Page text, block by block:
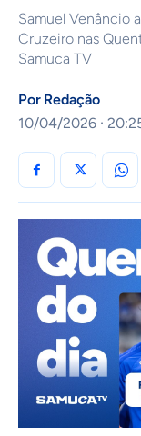
Samuel Venâncio
Cruzeiro nas
Samuca TV
Por Redação
10/04/2026 ·